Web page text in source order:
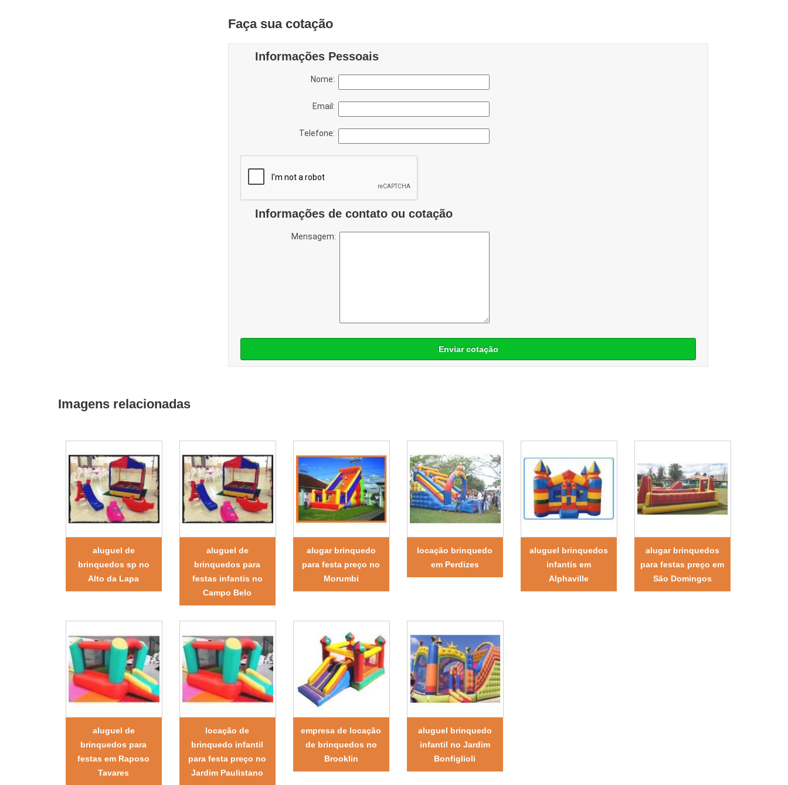
Faça sua cotação
Informações Pessoais
Nome:
Email:
Telefone:
Informações de contato ou cotação
Mensagem:
Enviar cotação
Imagens relacionadas
aluguel de
brinquedos sp no
Alto da Lapa
aluguel de
brinquedos para
festas infantis no
Campo Belo
alugar brinquedo
para festa preço no
Morumbi
locação brinquedo
em Perdizes
aluguel brinquedos
infantis em
Alphaville
alugar brinquedos
para festas preço em
São Domingos
aluguel de
brinquedos para
festas em Raposo
Tavares
locação de
brinquedo infantil
para festa preço no
Jardim Paulistano
empresa de locação
de brinquedos no
Brooklin
aluguel brinquedo
infantil no Jardim
Bonfiglioli